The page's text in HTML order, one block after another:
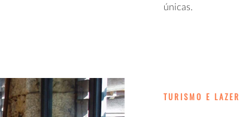
únicas.
TURISMO E LAZER